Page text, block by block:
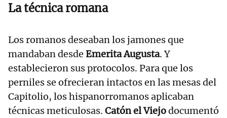
La técnica romana
Los romanos deseaban los jamones que
mandaban desde Emerita Augusta. Y
establecieron sus protocolos. Para que los
perniles se ofrecieran intactos en las mesas del
Capitolio, los hispanorromanos aplicaban
técnicas meticulosas. Catón el Viejodocumentó